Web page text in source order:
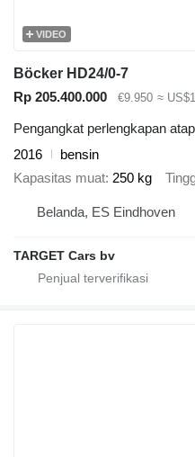
VIDEO
Böcker HD24/0-7
Rp 205.400.000
€9.950 ≈
Pengangkat perlengkapan atap
2016
bensin
Kapasitas muat 250 kg
Belanda, ES Eindhoven
TARGET Cars bv